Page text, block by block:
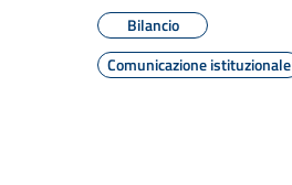
Bilancio
Comunicazione istituzionale